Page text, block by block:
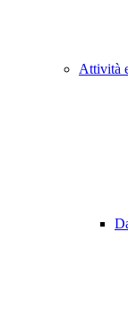
Attività